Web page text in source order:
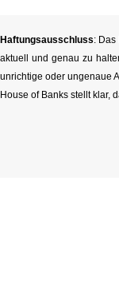
Haftungsausschluss:
aktuell und genau zu
unrichtige oder ungenaue
House of Banks stellt klar,